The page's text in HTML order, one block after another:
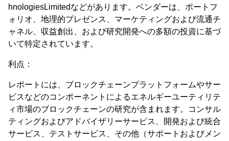
hnologiesLimitedなどがあります。ベンダーは、ポートフ
ォリオ、地理的プレゼンス、マーケティングおよび流通チ
ャネル、収益創出、および研究開発への多額の投資に基づ
いて特定されています。
利点：
レポートには、ブロックチェーンプラットフォームやサー
ビスなどのコンポーネントによるエネルギーユーティリテ
ィ市場のブロックチェーンの研究が含まれます。コンサル
ティングおよびアドバイザリーサービス、開発および統合
サービス、テストサービス、その他（サポートおよびメン